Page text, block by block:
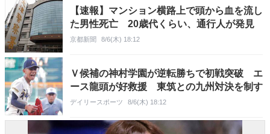
【速報】マンション横路上で頭から血を流し
た男性死亡 20歳代くらい、通行人が発見
京都新聞 8/6(木) 18:12
Ｖ候補の神村学園が逆転勝ちで初戦突破 エ
ース龍頭が好救援 東筑との九州対決を制す
デイリースポーツ 8/6(木) 18:12